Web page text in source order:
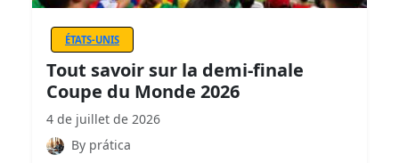
ÉTATS-UNIS
Tout savoir sur la demi-finale
Coupe du Monde 2026
4 de juillet de 2026
By prática